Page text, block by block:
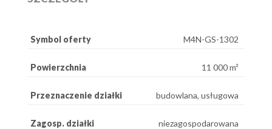
Symbol oferty M4N-GS-1302
Powierzchnia 11 000 m²
Przeznaczenie działki budowlana, usługowa
Zagosp. działki niezagospodarowana